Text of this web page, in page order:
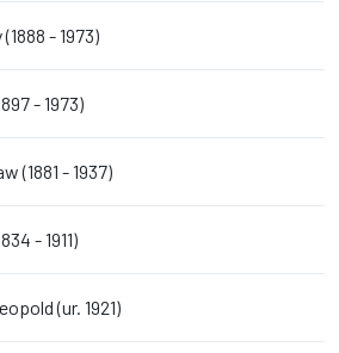
- 1973)
- 1973)
(1881 - 1937)
- 1911)
(ur. 1921)